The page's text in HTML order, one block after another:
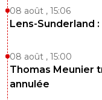
08 août , 15:06
Lens-Sunderland
08 août , 15:00
Thomas Meunier
annulée